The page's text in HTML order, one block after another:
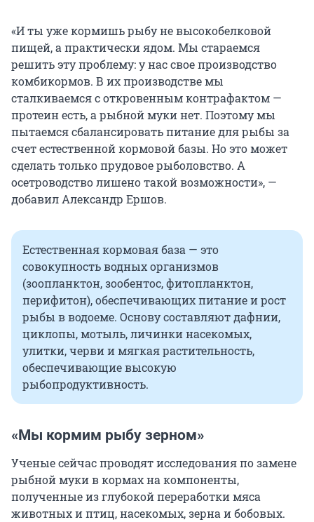
«И ты уже кормишь рыбу не высокобелковой
пищей, а практически ядом. Мы стараемся
решить эту проблему: у нас свое производство
комбикормов. В их производстве мы
сталкиваемся с откровенным контрафактом —
протеин есть, а рыбной муки нет. Поэтому мы
пытаемся сбалансировать питание для рыбы за
счет естественной кормовой базы. Но это может
сделать только прудовое рыболовство. А
осетроводство лишено такой возможности», —
добавил Александр Ершов.
Естественная кормовая база — это
совокупность водных организмов
(зоопланктон, зообентос, фитопланктон,
перифитон), обеспечивающих питание и рост
рыбы в водоеме. Основу составляют дафнии,
циклопы, мотыль, личинки насекомых,
улитки, черви и мягкая растительность,
обеспечивающие высокую
рыбопродуктивность.
«Мы кормим рыбу зерном»
Ученые сейчас проводят исследования по замене
рыбной муки в кормах на компоненты,
полученные из глубокой переработки мяса
животных и птиц, насекомых, зерна и бобовых.